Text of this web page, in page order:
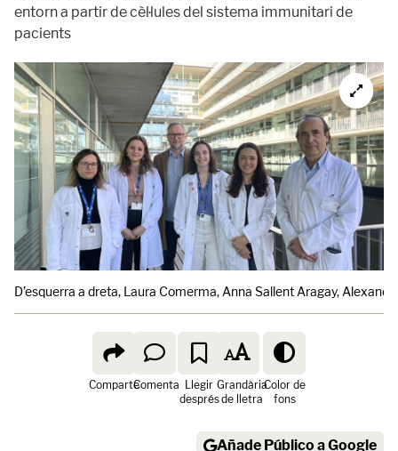
entorn a partir de cèl·lules del sistema immunitari de
pacients
D’esquerra a dreta, Laura Comerma, Anna Sallent Aragay,
ComparteComenta Llegir
després
Grandària
de lletra
Color de
fons
Añade Público a Google